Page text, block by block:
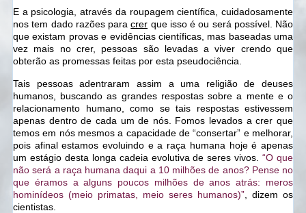
E a psicologia, através da roupagem científica, cuidadosamente
nos tem dado razões paracrer que isso é ou será possível. Não
que existam provas e evidências científicas, mas baseadas uma
vez mais no crer, pessoas são levadas a viver crendo que
obterão as promessas feitas por esta pseudociência.
Tais pessoas adentraram assim a uma religião de deuses
humanos, buscando as grandes respostas sobre a mente e o
relacionamento humano, como se tais respostas estivessem
apenas dentro de cada um de nós. Fomos levados a crer que
temos em nós mesmos a capacidade de “consertar” e melhorar,
pois afinal estamos evoluindo e a raça humana hoje é apenas
um estágio desta longa cadeia evolutiva de seres vivos.“O que
não será a raça humana daqui a 10 milhões de anos? Pense no
que éramos a alguns poucos milhões de anos atrás: meros
hominídeos (meio primatas, meio seres humanos)” , dizem os
cientistas.